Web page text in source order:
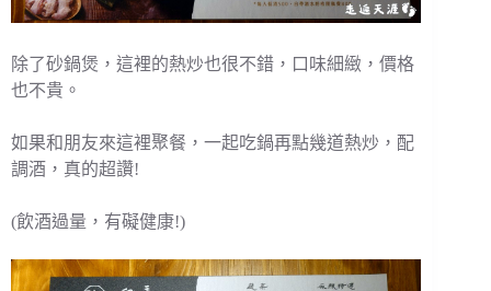
除了砂鍋煲，這裡的熱炒也很不錯，口味細緻，價格
也不貴。
如果和朋友來這裡聚餐，一起吃鍋再點幾道熱炒，配
調酒，真的超讚!
(飲酒過量，有礙健康!)